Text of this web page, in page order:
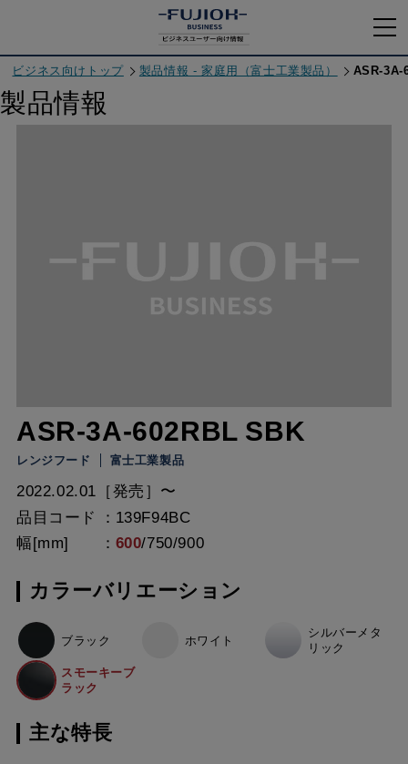
ビジネス向けトップ 製品情報 - 家庭用（富士工業製品） ASR-3A-
製品情報
ASR-3A-602RBL SBK
レンジフード 富士工業製品
2022.02.01［発売］〜
品目コード
139F94BC
幅[mm]
600/750/900
カラーバリエーション
ブラック ホワイト
シルバーメタ
リック
スモーキーブ
ラック
主な特長